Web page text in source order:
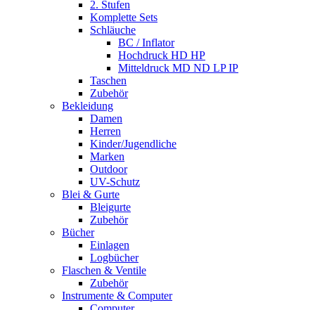
2. Stufen
Komplette Sets
Schläuche
BC / Inflator
Hochdruck HD HP
Mitteldruck MD ND LP IP
Taschen
Zubehör
Bekleidung
Damen
Herren
Kinder/Jugendliche
Marken
Outdoor
UV-Schutz
Blei & Gurte
Bleigurte
Zubehör
Bücher
Einlagen
Logbücher
Flaschen & Ventile
Zubehör
Instrumente & Computer